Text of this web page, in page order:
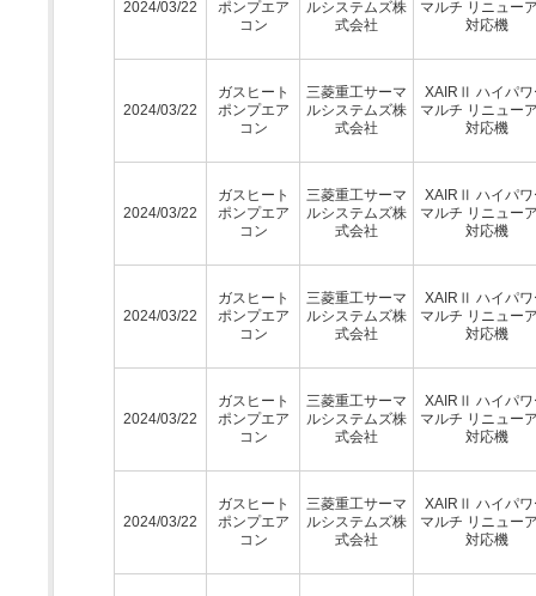
2024/03/22
ポンプエア
コン
ルシステムズ株
式会社
マルチ リニュー
対応機
2024/03/22
ガスヒート
ポンプエア
コン
三菱重工サーマ
ルシステムズ株
式会社
XAIRⅡ ハイパワ
マルチ リニュー
対応機
2024/03/22
ガスヒート
ポンプエア
コン
三菱重工サーマ
ルシステムズ株
式会社
XAIRⅡ ハイパワ
マルチ リニュー
対応機
2024/03/22
ガスヒート
ポンプエア
コン
三菱重工サーマ
ルシステムズ株
式会社
XAIRⅡ ハイパワ
マルチ リニュー
対応機
2024/03/22
ガスヒート
ポンプエア
コン
三菱重工サーマ
ルシステムズ株
式会社
XAIRⅡ ハイパワ
マルチ リニュー
対応機
2024/03/22
ガスヒート
ポンプエア
コン
三菱重工サーマ
ルシステムズ株
式会社
XAIRⅡ ハイパワ
マルチ リニュー
対応機